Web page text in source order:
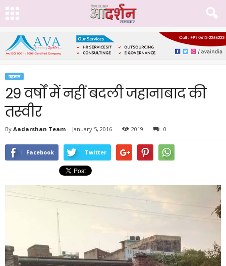
पड़ताल
29 वर्षों में नहीं बदली जहानाबाद की
तस्वीर
By Aadarshan Team - January 5, 2016 2019 0
Facebook Twitter